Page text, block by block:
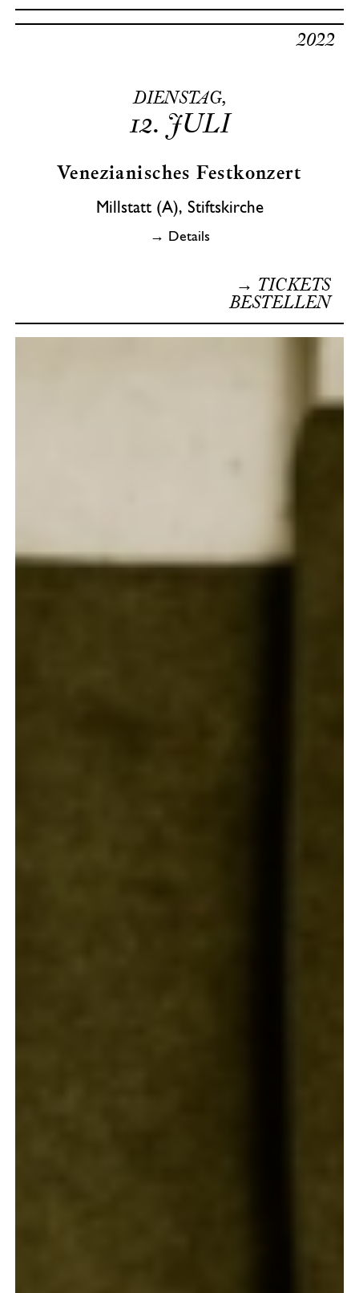
DIENSTAG,
12. JULI
2022
Venezianisches Festkonzert
Millstatt (A), Stiftskirche
→ Details
→ TICKETS
BESTELLEN